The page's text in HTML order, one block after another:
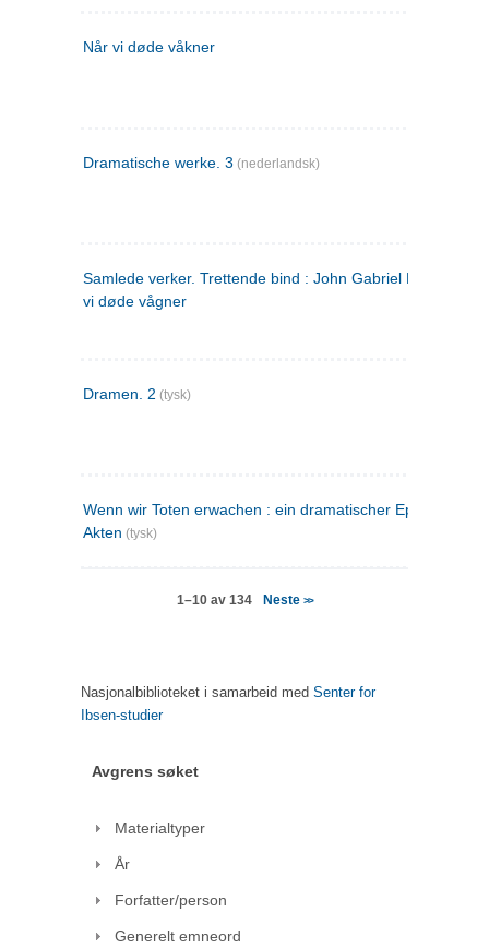
Når vi døde våkner
Dramatische werke. 3 (nederlandsk)
Samlede verker. Trettende bind : John Gabriel Borkman ;
vi døde vågner
Dramen. 2 (tysk)
Wenn wir Toten erwachen : ein dramatischer Epilog in drei
Akten (tysk)
1–10 av 134 Neste >>
Nasjonalbiblioteket i samarbeid med Senter for
Ibsen-studier
Avgrens søket
Materialtyper
År
Forfatter/person
Generelt emneord